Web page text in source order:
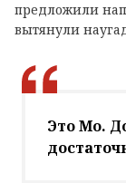
предложили
вытянули
Это Мо.